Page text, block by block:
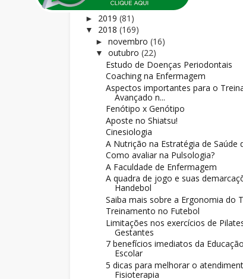
2020(165)
► 2019 (81)
▼ 2018 (169)
► novembro (16)
▼ outubro (22)
Estudo de Doenças Periodontais
Coaching na Enfermagem
Aspectos importantes para o
Avançado n...
Fenótipo x Genótipo
Aposte no Shiatsu!
Cinesiologia
A Nutrição na Estratégia de Saúde
Como avaliar na Pulsologia?
A Faculdade de Enfermagem
A quadra de jogo e suas
Handebol
Saiba mais sobre a Ergonomia do
Treinamento no Futebol
Limitações nos exercícios de
Gestantes
7 benefícios imediatos da
Escolar
5 dicas para melhorar o
Fisioterapia